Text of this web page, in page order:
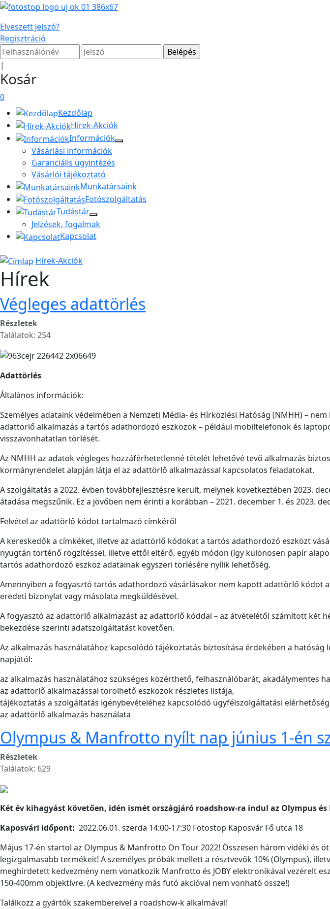
Elveszett jelszó?
Regisztráció
|
Kosár
0
Kezdőlap
Hírek-Akciók
Információk
Vásárlási információk
Garanciális ügyintézés
Vásárlói tájékoztató
Munkatársaink
Fotószolgáltatás
Tudástár
Jelzések, fogalmak
Kapcsolat
Hírek-Akciók
Hírek
Végleges adattörlés
Részletek
Találatok: 254
Adattörlés
Általános információk:
Személyes adataink védelmében a Nemzeti Média- és Hírközlési Hatóság (NMHH) –
adattörlő alkalmazás a tartós adathordozó eszközök – például mobiltelefonok és
visszavonhatatlan törlését.
Az NMHH az adatok végleges hozzáférhetetlenné tételét lehetővé tevő alkalmazás
kormányrendelet alapján látja el az adattörlő alkalmazással kapcsolatos feladatokat.
A szolgáltatás a 2022. évben továbbfejlesztésre került, melynek következtében 2023.
átadása megszűnik. Ez a jövőben nem érinti a korábban – 2021. december 1. és 2023.
Felvétel az adattörlő kódot tartalmazó címkéről
A kereskedők a címkéket, illetve az adattörlő kódokat a tartós adathordozó eszközt
nyugtán történő rögzítéssel, illetve ettől eltérő, egyéb módon (így különösen papír
tartós adathordozó eszköz adatainak egyszeri törlésére nyílik lehetőség.
Amennyiben a fogyasztó tartós adathordozó vásárlásakor nem kapott adattörlő kódot
eredeti bizonylat vagy másolata megküldésével.
A fogyasztó az adattörlő alkalmazást az adattörlő kóddal – az átvételétől számított két
bekezdése szerinti adatszolgáltatást követően.
Az alkalmazás használatához kapcsolódó tájékoztatás biztosítása érdekében a
napjától:
az alkalmazás használatához szükséges közérthető, felhasználóbarát, akadálymentes
az adattörlő alkalmazással törölhető eszközök részletes listája,
tájékoztatás a szolgáltatás igénybevételéhez kapcsolódó ügyfélszolgáltatási
az adattörlő alkalmazás használata
Olympus & Manfrotto nyílt nap június 1-én
Részletek
Találatok: 629
Két év kihagyást követően, idén ismét országjáró roadshow-ra indul az Olympus
Kaposvári időpont: 2022.06.01. szerda 14:00-17:30 Fotostop Kaposvár Fő utca 18
Május 17-én startol az Olympus & Manfrotto On Tour 2022! Összesen három vidéki
legizgalmasabb termékeit! A személyes próbák mellett a résztvevők 10% (Olympus),
meghirdetett kedvezmény nem vonatkozik Manfrotto és JOBY elektronikával vezérelt
150-400mm objektívre. (A kedvezmény más futó akcióval nem vonható össze!)
Találkozz a gyártók szakembereivel a roadshow-k alkalmával!